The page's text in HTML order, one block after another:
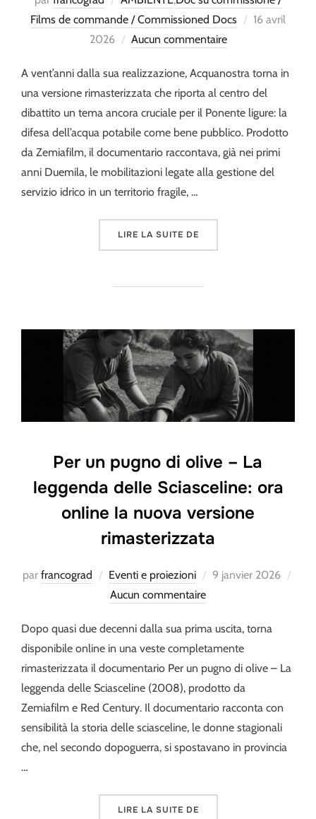
Films de commande / Commissioned Docs
Publié
16 avril
2026
Aucun commentaire
A vent’anni dalla sua realizzazione, Acquanostra torna in
una versione rimasterizzata che riporta al centro del
dibattito un tema ancora cruciale per il Ponente ligure: la
difesa dell’acqua potabile come bene pubblico. Prodotto
da Zemiafilm, il documentario raccontava, già nei primi
anni Duemila, le mobilitazioni legate alla gestione del
servizio idrico in un territorio fragile, …
LIRE LA SUITE DE« VENT’ANNI DI
Per un pugno di olive – La
leggenda delle Sciasceline: ora
online la nuova versione
rimasterizzata
par francograd Eventi e proiezioni
Publié
9 janvier 2026
Aucun commentaire
Dopo quasi due decenni dalla sua prima uscita, torna
disponibile online in una veste completamente
rimasterizzata il documentario Per un pugno di olive – La
leggenda delle Sciasceline (2008), prodotto da
Zemiafilm e Red Century. Il documentario racconta con
sensibilità la storia delle sciasceline, le donne stagionali
che, nel secondo dopoguerra, si spostavano in provincia
…
LIRE LA SUITE DE« PER UN PUGNO DI